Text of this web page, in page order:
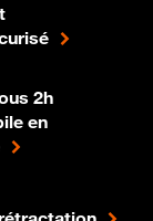
2h
en